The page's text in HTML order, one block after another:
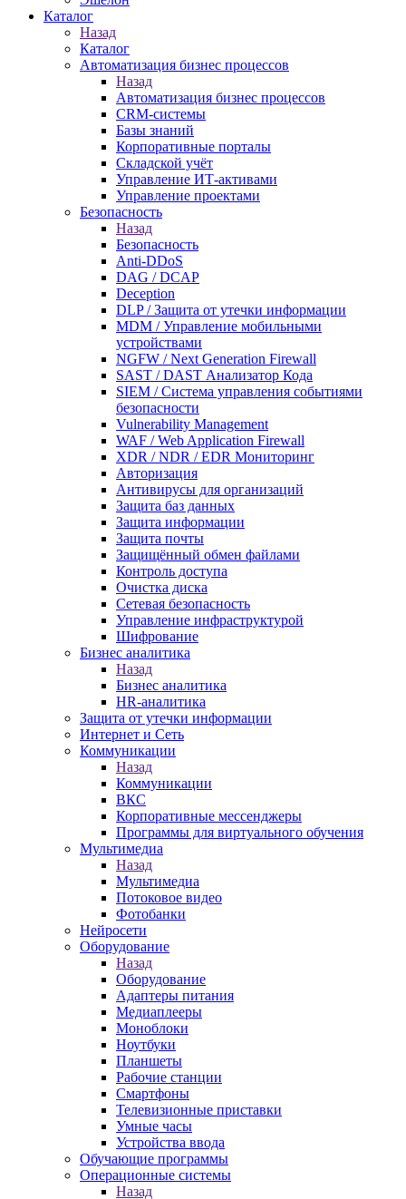
Каталог
Назад
Каталог
Автоматизация бизнес процессов
Назад
Автоматизация бизнес процессов
CRM-системы
Базы знаний
Корпоративные порталы
Складской учёт
Управление ИТ-активами
Управление проектами
Безопасность
Назад
Безопасность
Anti-DDoS
DAG / DCAP
Deception
DLP / Защита от утечки информации
MDM / Управление мобильными
устройствами
NGFW / Next Generation Firewall
SAST / DAST Анализатор Кода
SIEM / Система управления событиями
безопасности
Vulnerability Management
WAF / Web Application Firewall
XDR / NDR / EDR Мониторинг
Авторизация
Антивирусы для организаций
Защита баз данных
Защита информации
Защита почты
Защищённый обмен файлами
Контроль доступа
Очистка диска
Сетевая безопасность
Управление инфраструктурой
Шифрование
Бизнес аналитика
Назад
Бизнес аналитика
HR-аналитика
Защита от утечки информации
Интернет и Сеть
Коммуникации
Назад
Коммуникации
ВКС
Корпоративные мессенджеры
Программы для виртуального обучения
Мультимедиа
Назад
Мультимедиа
Потоковое видео
Фотобанки
Нейросети
Оборудование
Назад
Оборудование
Адаптеры питания
Медиаплееры
Моноблоки
Ноутбуки
Планшеты
Рабочие станции
Смартфоны
Телевизионные приставки
Умные часы
Устройства ввода
Обучающие программы
Операционные системы
Назад